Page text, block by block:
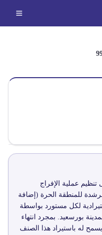
التعليمات رقم ق9994 إلى تنظيم عملية الإفراج
للمنطقة الحرة (إضافة
لكل مستورد بواسطة
بورسعيد. بمجرد انتهاء
له باستيراد هذا الصنف